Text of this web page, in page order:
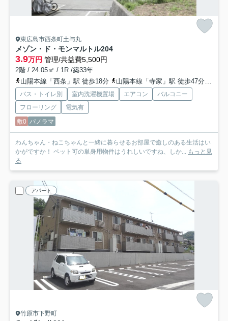
東広島市西条町土与丸
メゾン・ド・モンマルトル204
3.9万円 管理/共益費5,500円
2階 / 24.05㎡ / 1R /築33年
山陽本線「西条」駅 徒歩18分
山陽本線「寺家」駅 徒歩47分
バス・トイレ別 室内洗濯機置場 エアコン
バルコニー
フローリング
電気有
敷0 パノラマ
わんちゃん・ねこちゃんと一緒に暮らせるお部屋で癒しのある生活はい
かがですか！ ペット可の単身用物件はうれしいですね、しか... もっと見
る
アパート
竹原市下野町